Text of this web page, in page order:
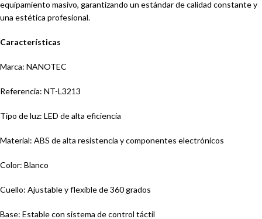
equipamiento masivo, garantizando un estándar de calidad constante y
una estética profesional.
Características
Marca: NANOTEC
Referencia: NT-L3213
Tipo de luz: LED de alta eficiencia
Material: ABS de alta resistencia y componentes electrónicos
Color: Blanco
Cuello: Ajustable y flexible de 360 grados
Base: Estable con sistema de control táctil